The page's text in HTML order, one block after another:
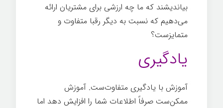
بیاندیشند که ما چه ارزشی برای مشتریان ارائه
می‌دهیم که نسبت به دیگر رقبا متفاوت و
متمایزست؟
یادگیری
آموزش با یادگیری متفاوت‌ست. آموزش
ممکن‌ست صرفاً اطلاعات شما را افزایش دهد اما